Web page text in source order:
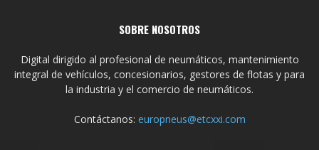
SOBRE NOSOTROS
Digital dirigido al profesional de neumáticos, mantenimiento
integral de vehículos, concesionarios, gestores de flotas y para
la industria y el comercio de neumáticos.
Contáctanos: europneus@etcxxi.com